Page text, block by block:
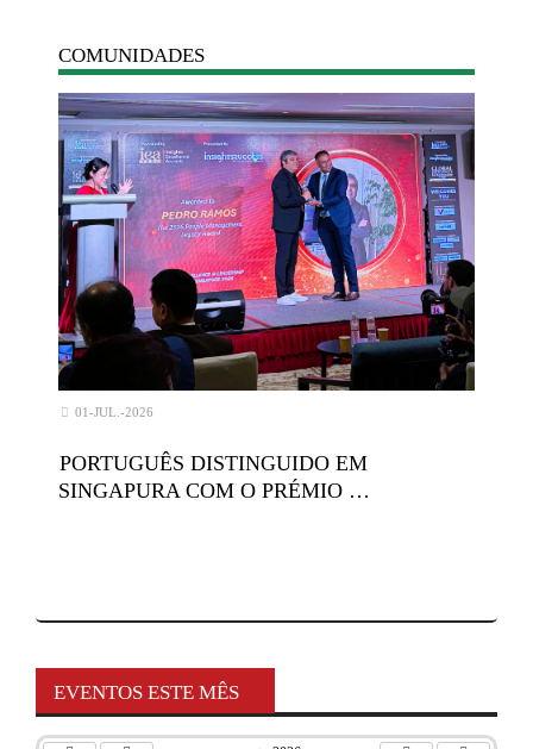
COMUNIDADES
01-JUL.-2026
PORTUGUÊS DISTINGUIDO EM
SINGAPURA COM O PRÉMIO …
EVENTOS ESTE MÊS